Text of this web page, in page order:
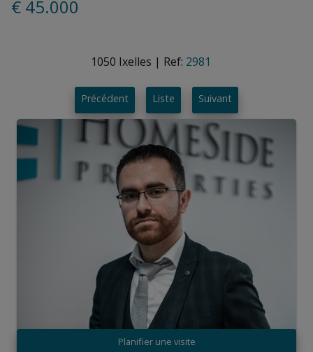
€ 45.000
1050 Ixelles | Ref: 2981
Précédent Liste Suivant
Planifier une visite